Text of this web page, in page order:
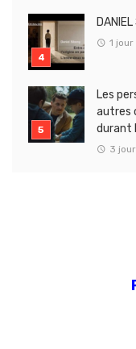
1 jour
Les
autres
durant
3